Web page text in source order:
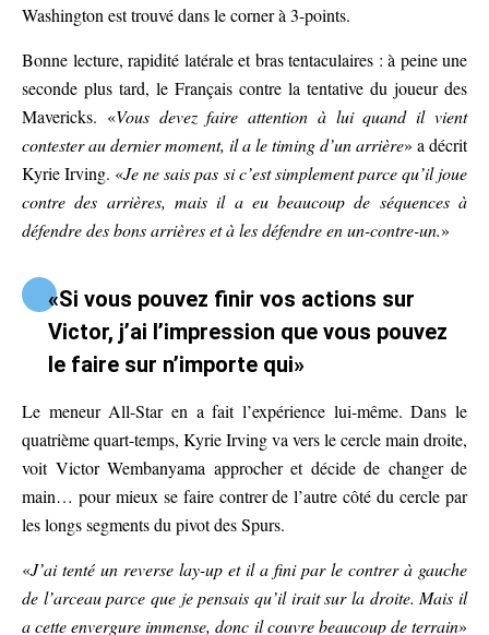
Washington est trouvé dans le corner à 3-points.
Bonne lecture, rapidité latérale et bras tentaculaires : à peine une
seconde plus tard, le Français contre la tentative du joueur des
Mavericks. «Vous devez faire attention à lui quand il vient
contester au dernier moment, il a le timing d’un arrière» a décrit
Kyrie Irving. «Je ne sais pas si c’est simplement parce qu’il joue
contre des arrières, mais il a eu beaucoup de séquences à
défendre des bons arrières et à les défendre en un-contre-un.»
«Si vous pouvez finir vos actions sur
Victor, j’ai l’impression que vous pouvez
le faire sur n’importe qui»
Le meneur All-Star en a fait l’expérience lui-même. Dans le
quatrième quart-temps, Kyrie Irving va vers le cercle main droite,
voit Victor Wembanyama approcher et décide de changer de
main… pour mieux se faire contrer de l’autre côté du cercle par
les longs segments du pivot des Spurs.
«J’ai tenté un reverse lay-up et il a fini par le contrer à gauche
de l’arceau parce que je pensais qu’il irait sur la droite. Mais il
a cette envergure immense, donc il couvre beaucoup de terrain»